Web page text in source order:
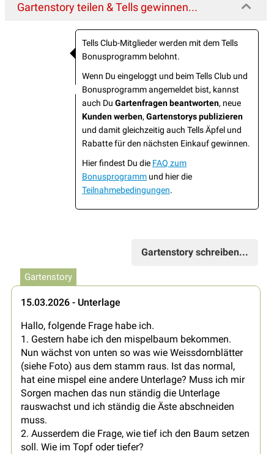
Gartenstory teilen & Tells gewinnen...
Tells Club-Mitglieder werden mit dem Tells
Bonusprogramm belohnt.
Wenn Du eingeloggt und beim Tells Club und
Bonusprogramm angemeldet bist, kannst
auch Du Gartenfragen beantworten, neue
Kunden werben, Gartenstorys publizieren
und damit gleichzeitig auch Tells Äpfel und
Rabatte für den nächsten Einkauf gewinnen.
Hier findest Du die FAQ zum
Bonusprogramm und hier die
Teilnahmebedingungen.
Gartenstory schreiben...
Gartenstory
15.03.2026 - Unterlage
Hallo, folgende Frage habe ich.
1. Gestern habe ich den mispelbaum bekommen.
Nun wächst von unten so was wie Weissdornblätter
(siehe Foto) aus dem stamm raus. Ist das normal,
hat eine mispel eine andere Unterlage? Muss ich mir
Sorgen machen das nun ständig die Unterlage
rauswachst und ich ständig die Äste abschneiden
muss.
2. Ausserdem die Frage, wie tief ich den Baum setzen
soll. Wie im Topf oder tiefer?